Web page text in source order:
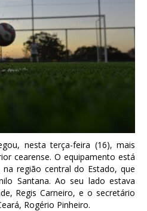
nesta terça-feira (16), mais
cearense. O equipamento está
região central do Estado, que
Santana. Ao seu lado estava
Regis Carneiro, e o secretário
Rogério Pinheiro.